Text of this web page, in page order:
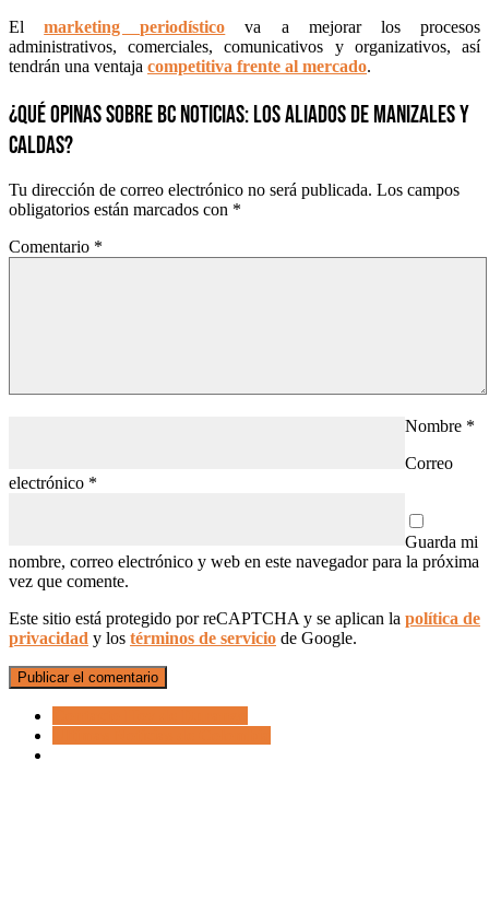
Elmarketing periodístico va a mejorar los procesos
administrativos, comerciales, comunicativos y organizativos, así
tendrán una ventaja competitiva frente al mercado.
¿QUÉ OPINAS SOBRE BC NOTICIAS: LOS ALIADOS DE MANIZALES Y
CALDAS?
Tu dirección de correo electrónico no será publicada. Los campos
obligatorios están marcados con *
Comentario *
Nombre *
Correo
electrónico *
Guarda mi
nombre, correo electrónico y web en este navegador para la próxima
vez que comente.
Este sitio está protegido por reCAPTCHA y se aplican la política de
privacidad y los términos de servicio de Google.